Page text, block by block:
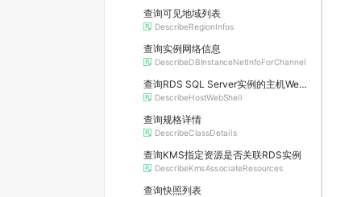
查询可见地域列表
DescribeRegionInfos
查询实例网络信息
DescribeDBInstanceNetInfoForChannel
查询RDS SQL Server实例的主机WebShell登录信息
DescribeHostWebShell
查询规格详情
DescribeClassDetails
查询KMS指定资源是否关联RDS实例
DescribeKmsAssociateResources
查询快照列表